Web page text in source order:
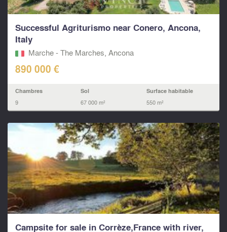
Successful Agriturismo near Conero, Ancona,
Italy
Marche - The Marches, Ancona
890 000 €
Chambres
9
Sol
67 000 m²
Surface habitable
550 m²
Campsite for sale in Corrèze,France with river,